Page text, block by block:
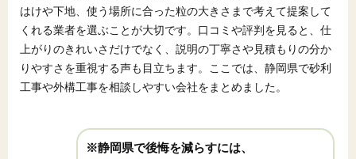
はけや下地、使う場所に合った粒の大きさまで考えて提案して
くれる業者を選ぶことが大切です。口コミや評判を見ると、仕
上がりのきれいさだけでなく、説明の丁寧さや見積もりの分か
りやすさを重視する声も目立ちます。ここでは、静岡県で砂利
工事や外構工事を相談しやすい会社をまとめました。
※静岡県で後悔を減らすには、